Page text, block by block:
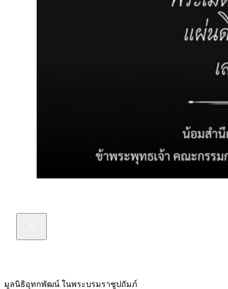
มูลนิธิอุทกพัฒน์ ในพระบรมราชูปถัมภ์